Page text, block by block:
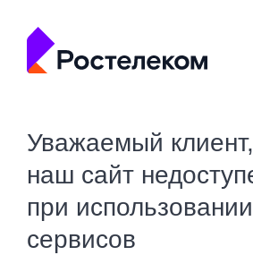
Уважаемый клиент,
наш сайт
при
сервисов